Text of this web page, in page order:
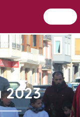
2023